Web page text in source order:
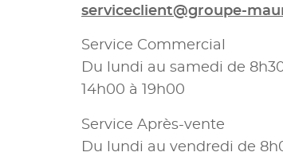
serviceclient@groupe-
Service Commercial
Du lundi au samedi de
14h00 à 19h00
Service Après-vente
Du lundi au vendredi de